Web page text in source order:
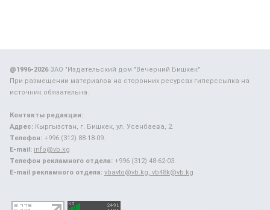
@1996-2026ЗАО "Издательский дом "Вечерний Бишкек"
При размещении материалов на сторонних ресурсах гиперссылка на
источник обязательна.
Контакты редакции:
Адрес: Кыргызстан, г. Бишкек, ул. Усенбаева, 2.
Телефон: +996 (312) 88-18-09.
E-mail: info@vb.kg
Телефон рекламного отдела: +996 (312) 48-62-03.
E-mail рекламного отдела: vbavto@vb.kg, vb48k@vb.kg